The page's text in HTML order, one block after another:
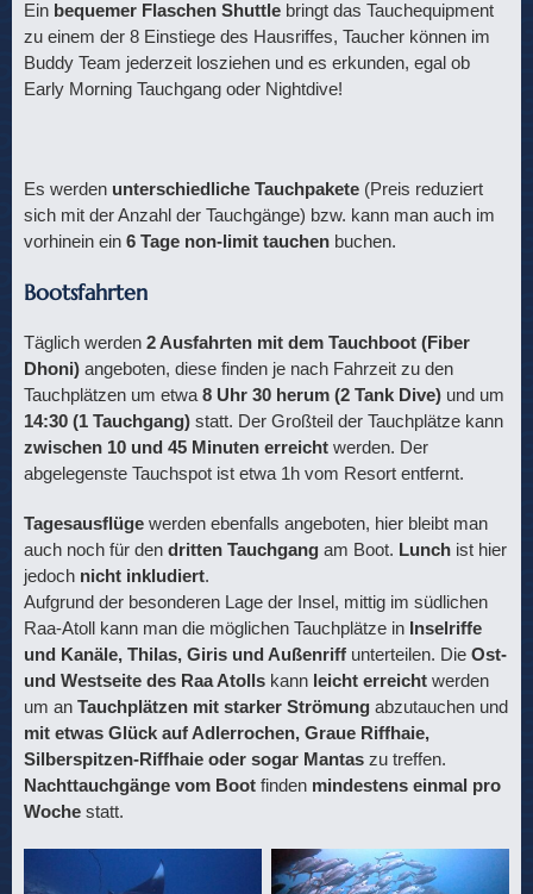
Ein bequemer Flaschen Shuttle bringt das Tauchequipment
zu einem der 8 Einstiege des Hausriffes, Taucher können im
Buddy Team jederzeit losziehen und es erkunden, egal ob
Early Morning Tauchgang oder Nightdive!
Es werden unterschiedliche Tauchpakete (Preis reduziert
sich mit der Anzahl der Tauchgänge) bzw. kann man auch im
vorhinein ein 6 Tage non-limit tauchen buchen.
Bootsfahrten
Täglich werden 2 Ausfahrten mit dem Tauchboot (Fiber
Dhoni) angeboten, diese finden je nach Fahrzeit zu den
Tauchplätzen um etwa 8 Uhr 30 herum (2 Tank Dive) und um
14:30 (1 Tauchgang) statt. Der Großteil der Tauchplätze kann
zwischen 10 und 45 Minuten erreicht werden. Der
abgelegenste Tauchspot ist etwa 1h vom Resort entfernt.
Tagesausflüge werden ebenfalls angeboten, hier bleibt man
auch noch für den dritten Tauchgang am Boot. Lunch ist hier
jedoch nicht inkludiert.
Aufgrund der besonderen Lage der Insel, mittig im südlichen
Raa-Atoll kann man die möglichen Tauchplätze in Inselriffe
und Kanäle, Thilas, Giris und Außenriff unterteilen. Die Ost-
und Westseite des Raa Atolls kann leicht erreicht werden
um an Tauchplätzen mit starker Strömung abzutauchen und
mit etwas Glück auf Adlerrochen, Graue Riffhaie,
Silberspitzen-Riffhaie oder sogar Mantas zu treffen.
Nachttauchgänge vom Boot finden mindestens einmal pro
Woche statt.